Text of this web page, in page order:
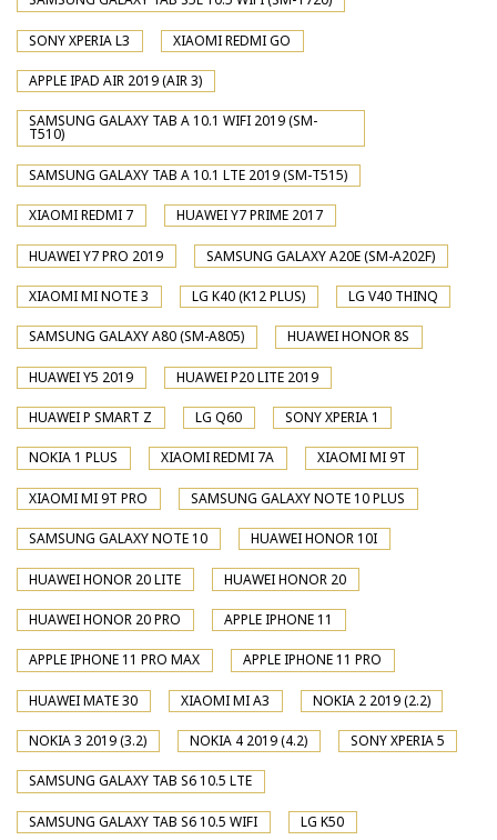
SONY XPERIA L3 XIAOMI REDMI GO
APPLE IPAD AIR 2019 (AIR 3)
SAMSUNG GALAXY TAB A 10.1 WIFI 2019 (SM-
T510)
SAMSUNG GALAXY TAB A 10.1 LTE 2019 (SM-T515)
XIAOMI REDMI 7 HUAWEI Y7 PRIME 2017
HUAWEI Y7 PRO 2019 SAMSUNG GALAXY A20E (SM-A202F)
XIAOMI MI NOTE 3 LG K40 (K12 PLUS) LG V40 THINQ
SAMSUNG GALAXY A80 (SM-A805) HUAWEI HONOR 8S
HUAWEI Y5 2019 HUAWEI P20 LITE 2019
HUAWEI P SMART Z LG Q60 SONY XPERIA 1
NOKIA 1 PLUS XIAOMI REDMI 7A XIAOMI MI 9T
XIAOMI MI 9T PRO SAMSUNG GALAXY NOTE 10 PLUS
SAMSUNG GALAXY NOTE 10 HUAWEI HONOR 10I
HUAWEI HONOR 20 LITE HUAWEI HONOR 20
HUAWEI HONOR 20 PRO APPLE IPHONE 11
APPLE IPHONE 11 PRO MAX APPLE IPHONE 11 PRO
HUAWEI MATE 30 XIAOMI MI A3 NOKIA 2 2019 (2.2)
NOKIA 3 2019 (3.2) NOKIA 4 2019 (4.2) SONY XPERIA 5
SAMSUNG GALAXY TAB S6 10.5 LTE
SAMSUNG GALAXY TAB S6 10.5 WIFI LG K50